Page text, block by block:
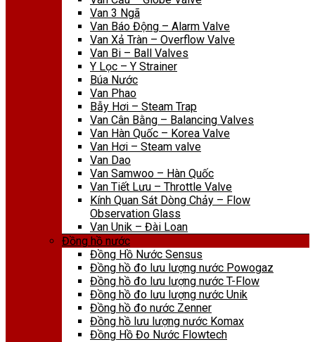
Van 3 Ngã
Van Báo Động – Alarm Valve
Van Xả Tràn – Overflow Valve
Van Bi – Ball Valves
Y Lọc – Y Strainer
Búa Nước
Van Phao
Bẫy Hơi – Steam Trap
Van Cân Bằng – Balancing Valves
Van Hàn Quốc – Korea Valve
Van Hơi – Steam valve
Van Dao
Van Samwoo – Hàn Quốc
Van Tiết Lưu – Throttle Valve
Kính Quan Sát Dòng Chảy – Flow
Observation Glass
Van Unik – Đài Loan
Đồng hồ nước
Đồng Hồ Nước Sensus
Đồng hồ đo lưu lượng nước Powogaz
Đồng hồ đo lưu lượng nước T-Flow
Đồng hồ đo lưu lượng nước Unik
Đồng hồ đo nước Zenner
Đồng hồ lưu lượng nước Komax
Đồng Hồ Đo Nước Flowtech